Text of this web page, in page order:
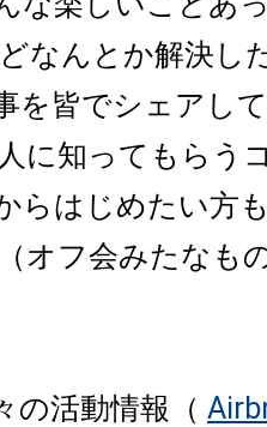
なんとか解決し
を皆でシェアし
に知ってもらう
らはじめたい方
オフ会みたなも
の活動情報（